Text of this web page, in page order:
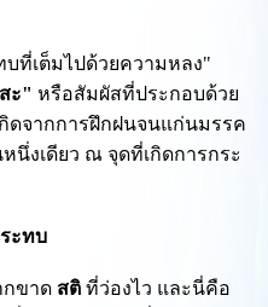
บที่เต็มไปด้วยความหลง"
ะ" หรือสัมผัสที่ประกอบด้วย
ดจากการฝึกฝนจนแก่นมรรค
งเดียว ณ จุดที่เกิดการกระ
ะทบ
กขาด สติที่ว่องไว และนี่คือ